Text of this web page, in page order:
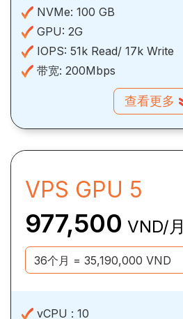
NVMe: 100 GB
GPU: 2G
IOPS: 51k Read/ 17k Write
带宽: 200Mbps
查看更多
VPS GPU 5
977,500 VND/月
vCPU : 10